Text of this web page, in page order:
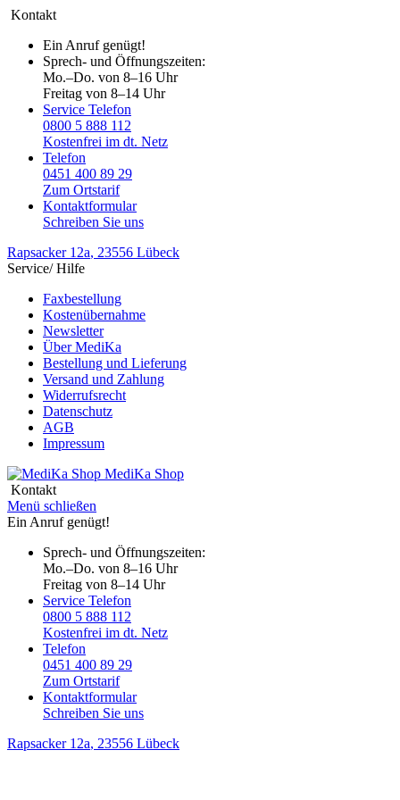
Kontakt
Ein Anruf genügt!
Sprech- und Öffnungszeiten:
Mo.–Do. von 8–16 Uhr
Freitag von 8–14 Uhr
Service Telefon
0800 5 888 112
Kostenfrei im dt. Netz
Telefon
0451 400 89 29
Zum Ortstarif
Kontaktformular
Schreiben Sie uns
Rapsacker 12a, 23556 Lübeck
Service/ Hilfe
Faxbestellung
Kostenübernahme
Newsletter
Über MediKa
Bestellung und Lieferung
Versand und Zahlung
Widerrufsrecht
Datenschutz
AGB
Impressum
MediKa Shop
Kontakt
Menü schließen
Ein Anruf genügt!
Sprech- und Öffnungszeiten:
Mo.–Do. von 8–16 Uhr
Freitag von 8–14 Uhr
Service Telefon
0800 5 888 112
Kostenfrei im dt. Netz
Telefon
0451 400 89 29
Zum Ortstarif
Kontaktformular
Schreiben Sie uns
Rapsacker 12a, 23556 Lübeck